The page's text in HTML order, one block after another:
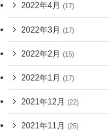
2022年4月 (17)
2022年3月 (17)
2022年2月 (15)
2022年1月 (17)
2021年12月 (22)
2021年11月 (25)